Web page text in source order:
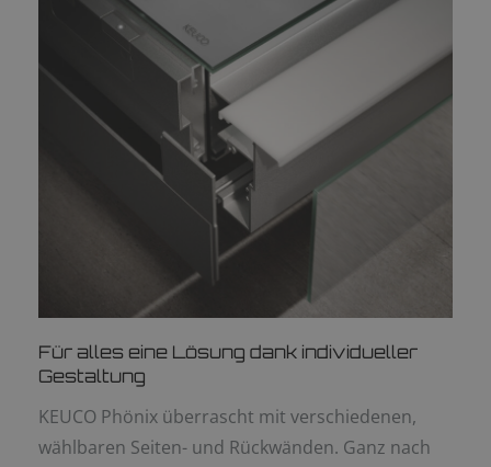
Für alles eine Lösung dank individueller
Gestaltung
KEUCO Phönix überrascht mit verschiedenen,
wählbaren Seiten- und Rückwänden. Ganz nach